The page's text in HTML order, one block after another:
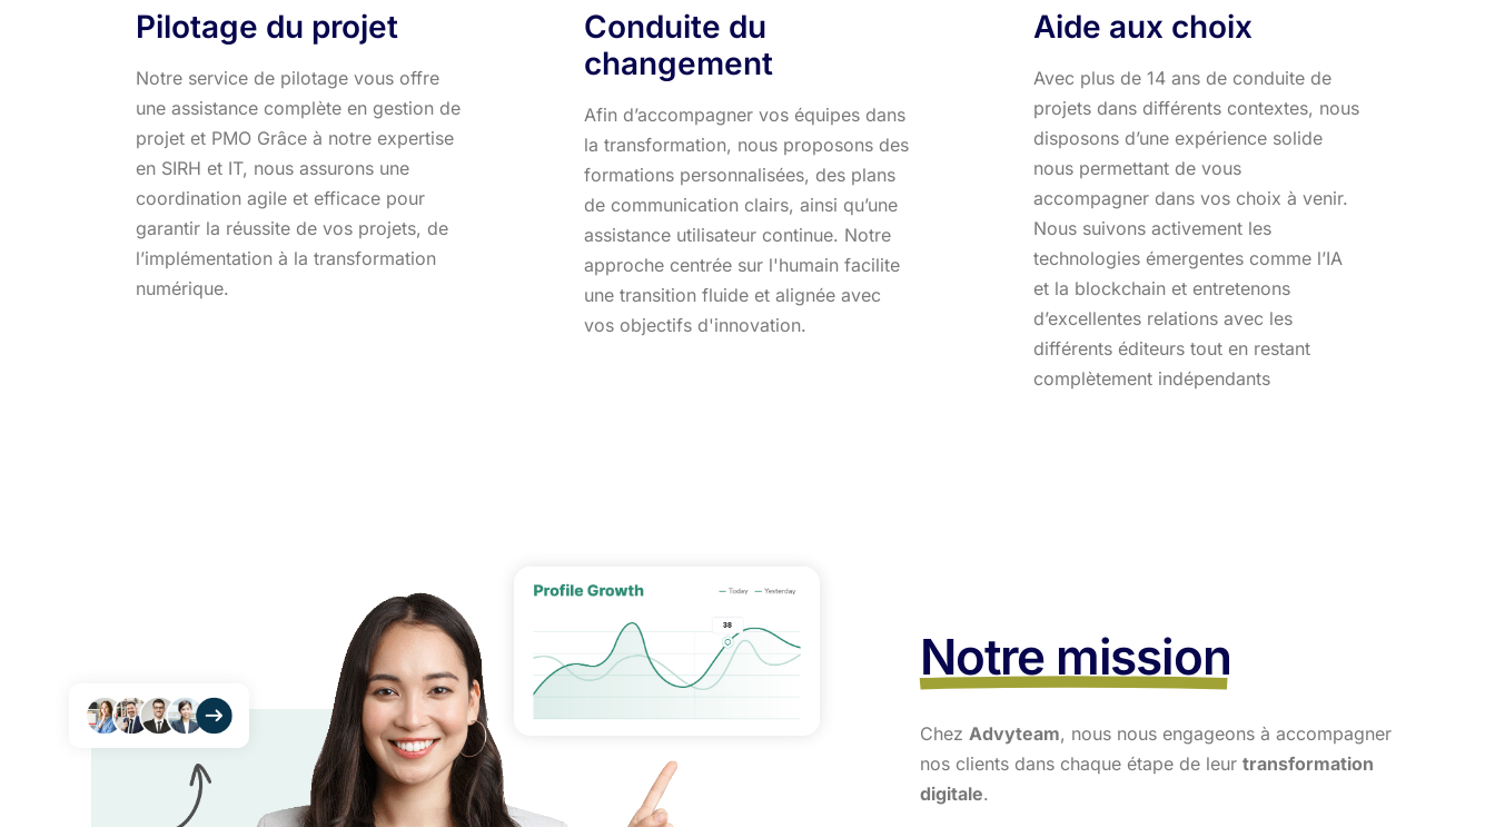
Pilotage du projet
Notre service de pilotage vous offre
une assistance complète en gestion de
projet et PMO Grâce à notre expertise
en SIRH et IT, nous assurons une
coordination agile et efficace pour
garantir la réussite de vos projets, de
l’implémentation à la transformation
numérique.
Conduite du
changement
Afin d’accompagner vos équipes dans
la transformation, nous proposons des
formations personnalisées, des plans
de communication clairs, ainsi qu’une
assistance utilisateur continue. Notre
approche centrée sur l'humain facilite
une transition fluide et alignée avec
vos objectifs d'innovation.​
Aide aux choix
Avec plus de 14 ans de conduite de
projets dans différents contextes, nous
disposons d’une expérience solide
nous permettant de vous
accompagner dans vos choix à venir.
Nous suivons activement les
technologies émergentes comme l’IA
et la blockchain et entretenons
d’excellentes relations avec les
différents éditeurs tout en restant
complètement indépendants
Notre mission
Chez Advyteam, nous nous engageons à accompagner
nos clients dans chaque étape de leur transformation
digitale.